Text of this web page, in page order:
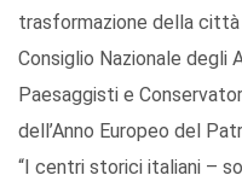
trasformazione della città
Consiglio Nazionale degli
Paesaggisti e
dell’Anno Europeo del
“I centri storici italiani –